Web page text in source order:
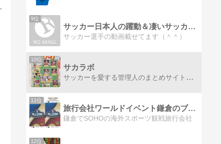
9位
サッカー日本人の躍動＆凄いサッカー選手
サッカー選手の動画載せてます（＾＾）
10位
サカラボ
サッカーを愛する管理人のまとめサイト。サッカーは1994年ワールドカップから見始めて今に至る、アイドルはロナウジーニョ
11位
旅行会社ワールドイベント鎌倉のブログ
鎌倉でSOHOの海外スポーツ観戦旅行会社
12位